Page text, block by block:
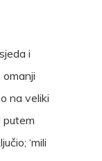
i
omanji
na veliki
putem
‘mili